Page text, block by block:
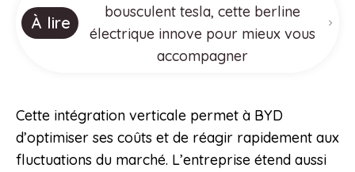
À lire
bousculent tesla, cette berline
électrique innove pour mieux vous
accompagner
Cette intégration verticale permet à BYD
d’optimiser ses coûts et de réagir rapidement aux
fluctuations du marché. L’entreprise étend aussi